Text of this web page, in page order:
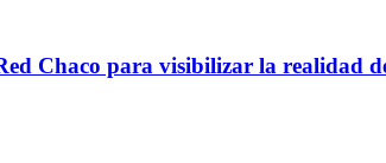
Chaco para visibilizar la realidad